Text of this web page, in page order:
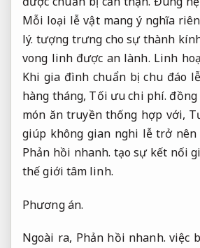
Mỗi loại lễ vật mang ý nghĩa
lý. tượng trưng cho sự thành
vong linh được an lành. Linh
Khi gia đình chuẩn bị chu đáo
hàng tháng, Tối ưu chi phí. đồng
món ăn truyền thống hợp với,
giúp không gian nghi lễ trở
Phản hồi nhanh. tạo sự kết nối
thế giới tâm linh.
Phương án.
Ngoài ra, Phản hồi nhanh. việc